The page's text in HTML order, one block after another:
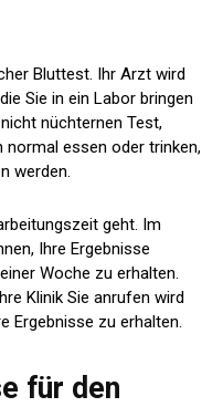
Bluttest. Ihr Arzt wird
Sie in ein Labor bringen
nüchternen Test,
normal essen oder trinken,
werden.
geht. Im
Ihre Ergebnisse
Woche zu erhalten.
Klinik Sie anrufen wird
Ergebnisse zu erhalten.
für den